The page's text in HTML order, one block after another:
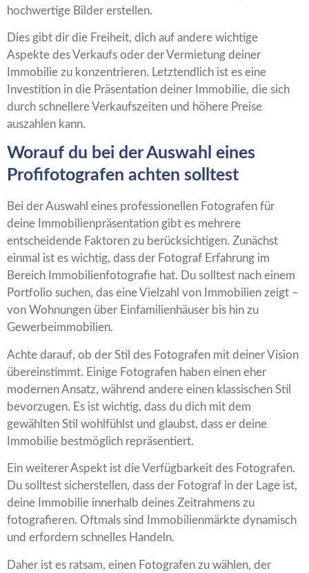
hochwertige Bilder erstellen.
Dies gibt dir die Freiheit, dich auf andere wichtige
Aspekte des Verkaufs oder der Vermietung deiner
Immobilie zu konzentrieren. Letztendlich ist es eine
Investition in die Präsentation deiner Immobilie, die sich
durch schnellere Verkaufszeiten und höhere Preise
auszahlen kann.
Worauf du bei der Auswahl eines
Profifotografen achten solltest
Bei der Auswahl eines professionellen Fotografen für
deine Immobilienpräsentation gibt es mehrere
entscheidende Faktoren zu berücksichtigen. Zunächst
einmal ist es wichtig, dass der Fotograf Erfahrung im
Bereich Immobilienfotografie hat. Du solltest nach einem
Portfolio suchen, das eine Vielzahl von Immobilien zeigt –
von Wohnungen über Einfamilienhäuser bis hin zu
Gewerbeimmobilien.
Achte darauf, ob der Stil des Fotografen mit deiner Vision
übereinstimmt. Einige Fotografen haben einen eher
modernen Ansatz, während andere einen klassischen Stil
bevorzugen. Es ist wichtig, dass du dich mit dem
gewählten Stil wohlfühlst und glaubst, dass er deine
Immobilie bestmöglich repräsentiert.
Ein weiterer Aspekt ist die Verfügbarkeit des Fotografen.
Du solltest sicherstellen, dass der Fotograf in der Lage ist,
deine Immobilie innerhalb deines Zeitrahmens zu
fotografieren. Oftmals sind Immobilienmärkte dynamisch
und erfordern schnelles Handeln.
Daher ist es ratsam, einen Fotografen zu wählen, der